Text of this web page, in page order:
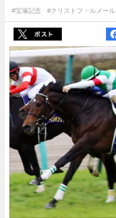
#宝塚記念 #クリストフ・ルメール